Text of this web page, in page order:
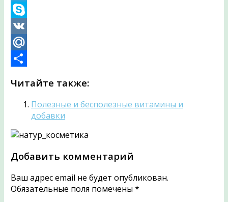
Telegram
Skype
VK
Mail.Ru
Читайте также:
Полезные и бесполезные витамины и
добавки
Добавить комментарий
Ваш адрес email не будет опубликован.
Обязательные поля помечены *